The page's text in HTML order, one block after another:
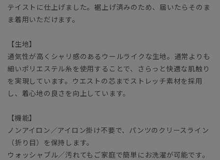
テイストに仕上げました。裾上げ済みのため、届いたらそのま
ま着用いただけます。
【生地】
通気性が高くシャリ感のあるウールライクな生地。通常よりも
細いポリエステル糸を使用することで、さらっと快適な肌触り
を実現しています。ウエストの芯までストレッチ素材を採用
し、着心地の良さを向上しています。
【機能】
ノンアイロン／アイロン掛け不要で、パンツのクリースライン
（折り目）を保持します。
ウォッシャブル／汚れてもご家庭で簡単にお洗濯が可能です。